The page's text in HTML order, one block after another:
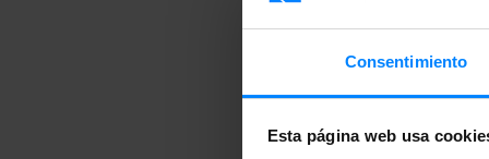
Consentimiento
Esta página web usa
escritores/